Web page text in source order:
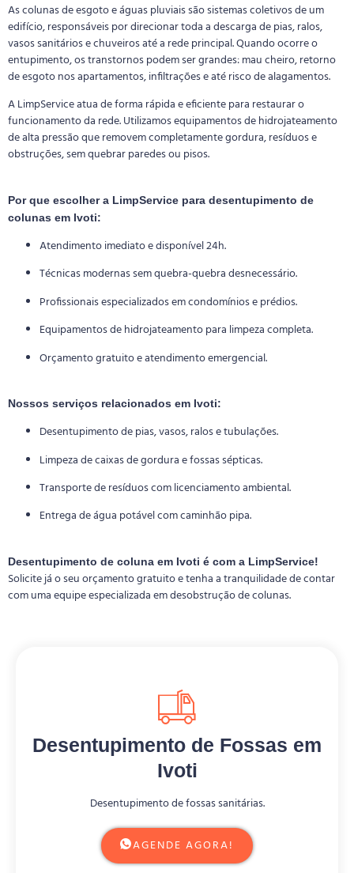
As colunas de esgoto e águas pluviais são sistemas coletivos de um
edifício, responsáveis por direcionar toda a descarga de pias, ralos,
vasos sanitários e chuveiros até a rede principal. Quando ocorre o
entupimento, os transtornos podem ser grandes: mau cheiro, retorno
de esgoto nos apartamentos, infiltrações e até risco de alagamentos.
A LimpService atua de forma rápida e eficiente para restaurar o
funcionamento da rede. Utilizamos equipamentos de hidrojateamento
de alta pressão que removem completamente gordura, resíduos e
obstruções, sem quebrar paredes ou pisos.
Por que escolher a LimpService para desentupimento de
colunas em Ivoti:
Atendimento imediato e disponível 24h.
Técnicas modernas sem quebra-quebra desnecessário.
Profissionais especializados em condomínios e prédios.
Equipamentos de hidrojateamento para limpeza completa.
Orçamento gratuito e atendimento emergencial.
Nossos serviços relacionados em Ivoti:
Desentupimento de pias, vasos, ralos e tubulações.
Limpeza de caixas de gordura e fossas sépticas.
Transporte de resíduos com licenciamento ambiental.
Entrega de água potável com caminhão pipa.
Desentupimento de coluna em Ivoti é com a LimpService!
Solicite já o seu orçamento gratuito e tenha a tranquilidade de contar
com uma equipe especializada em desobstrução de colunas.
Desentupimento de Fossas em
Ivoti
Desentupimento de fossas sanitárias.
AGENDE AGORA!